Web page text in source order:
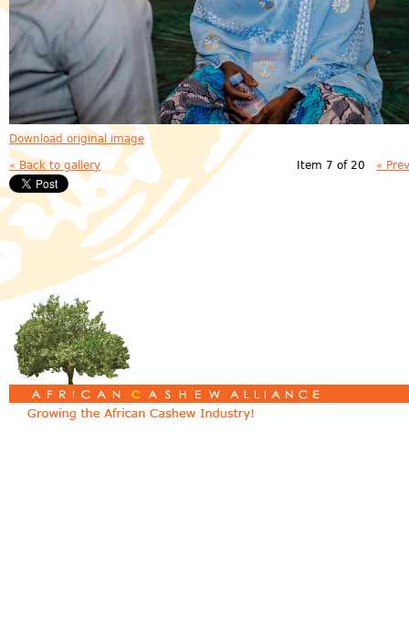
Download original image
« Back to gallery Item 7 of 20 «